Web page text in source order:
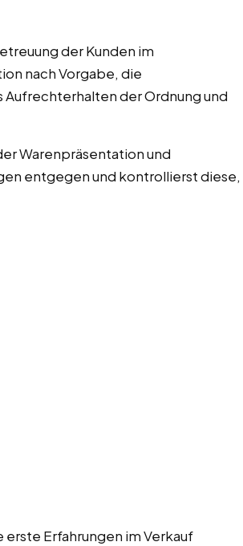
der Kunden im
nach Vorgabe, die
Aufrechterhalten der Ordnung und
Warenpräsentation und
entgegen und kontrollierst diese,
erste Erfahrungen im Verkauf